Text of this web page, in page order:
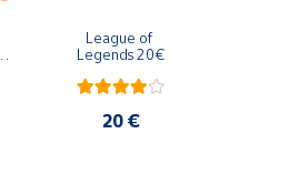
League of
Legends 20€
20 €